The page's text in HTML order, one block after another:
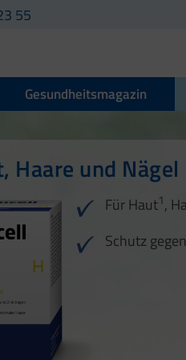
55
Gesundheitsmagazin
Haare und Nägel
Für Haut1,
Schutz